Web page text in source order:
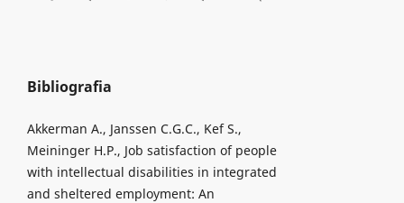
Bibliografia
Akkerman A., Janssen C.G.C., Kef S.,
Meininger H.P., Job satisfaction of people
with intellectual disabilities in integrated
and sheltered employment: An